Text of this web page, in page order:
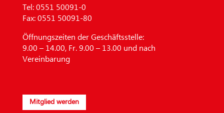
Tel:0551 50091-0
Fax:0551 50091-80
Öffnungszeiten der Geschäftsstelle:
9.00 – 14.00, Fr. 9.00 – 13.00 und nach
Vereinbarung
Mitglied werden